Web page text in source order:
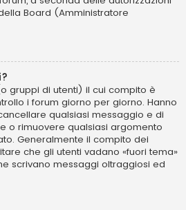
Board (Amministratore
gruppi di utenti) il cui compito è
i forum giorno per giorno. Hanno
qualsiasi messaggio e di
o rimuovere qualsiasi argomento
Generalmente il compito dei
che gli utenti vadano «fuori tema»
scrivano messaggi oltraggiosi ed